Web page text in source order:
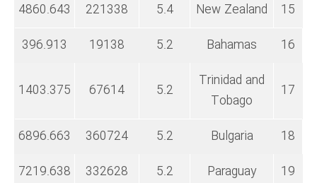
15
New Zealand
5.4
221338
4860.643
16
Bahamas
5.2
19138
396.913
17
Trinidad and
Tobago
5.2
67614
1403.375
18
Bulgaria
5.2
360724
6896.663
19
Paraguay
5.2
332628
7219.638